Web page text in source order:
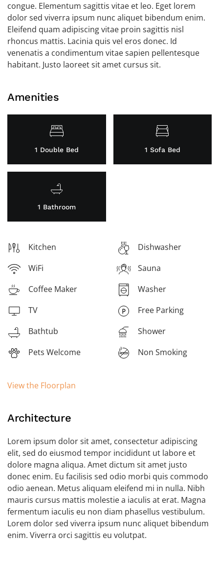
congue. Elementum sagittis vitae et leo. Eget lorem
dolor sed viverra ipsum nunc aliquet bibendum enim.
Eleifend quam adipiscing vitae proin sagittis nisl
rhoncus mattis. Lacinia quis vel eros donec. Id
venenatis a condimentum vitae sapien pellentesque
habitant. Justo laoreet sit amet cursus sit.
Amenities
1 Double Bed 1 Sofa Bed
1 Bathroom
Kitchen
Dishwasher
WiFi
Sauna
Coffee Maker
Washer
TV
Free Parking
Bathtub
Shower
Pets Welcome
Non Smoking
View the Floorplan
Architecture
Lorem ipsum dolor sit amet, consectetur adipiscing
elit, sed do eiusmod tempor incididunt ut labore et
dolore magna aliqua. Amet dictum sit amet justo
donec enim. Eu facilisis sed odio morbi quis commodo
odio aenean. Metus aliquam eleifend mi in nulla. Nibh
mauris cursus mattis molestie a iaculis at erat. Magna
fermentum iaculis eu non diam phasellus vestibulum.
Lorem dolor sed viverra ipsum nunc aliquet bibendum
enim. Viverra orci sagittis eu volutpat.